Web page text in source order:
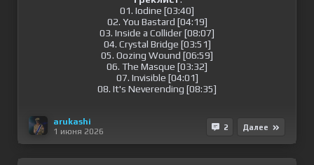
01. Iodine [03:40]
02. You Bastard [04:19]
03. Inside a Collider [08:07]
04. Crystal Bridge [03:51]
05. Oozing Wound [06:59]
06. The Masque [03:32]
07. Invisible [04:01]
08. It's Neverending [08:35]
arukashi
1 июня 2026
2 Далее